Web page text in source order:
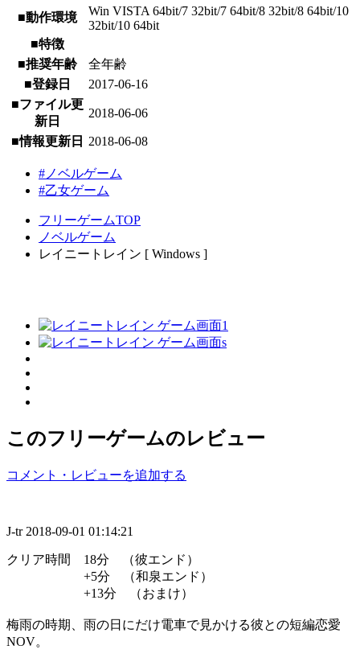
■動作環境
Win VISTA 64bit/7 32bit/7 64bit/8 32bit/8 64bit/10
32bit/10 64bit
■特徴
■推奨年齢
全年齢
■登録日
2017-06-16
■ファイル更
新日
2018-06-06
■情報更新日 2018-06-08
#ノベルゲーム
#乙女ゲーム
フリーゲームTOP
ノベルゲーム
レイニートレイン [ Windows ]
このフリーゲームのレビュー
コメント・レビューを追加する
J-tr 2018-09-01 01:14:21
クリア時間 18分 （彼エンド）
+5分 （和泉エンド）
+13分 （おまけ）
梅雨の時期、雨の日にだけ電車で見かける彼との短編恋愛
NOV。